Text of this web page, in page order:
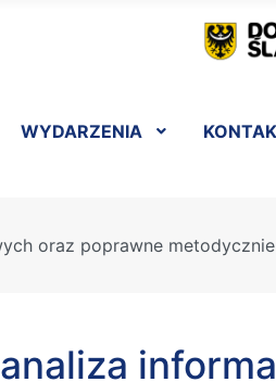
WYDARZENIA
oraz poprawne